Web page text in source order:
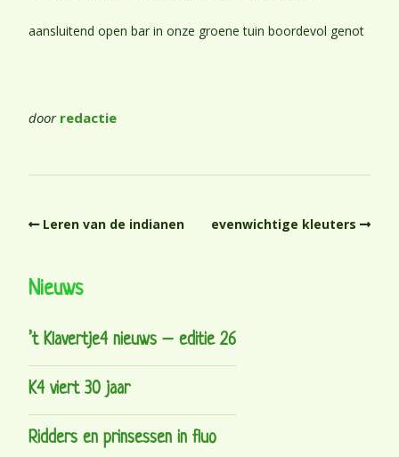
aansluitend open bar in onze groene tuin boordevol genot
door redactie
Leren van de indianen evenwichtige kleuters
Nieuws
’t Klavertje4 nieuws – editie 26
K4 viert 30 jaar
Ridders en prinsessen in fluo